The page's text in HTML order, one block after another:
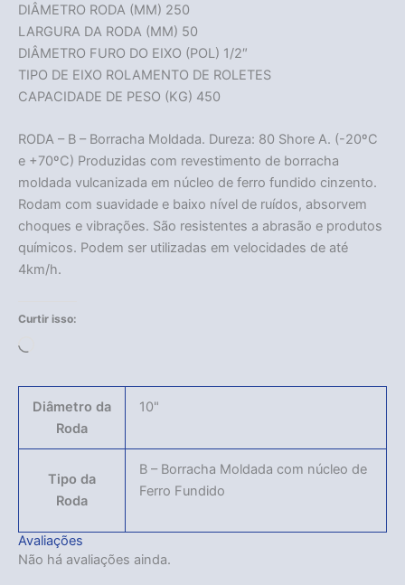
DIÂMETRO RODA (MM) 250
LARGURA DA RODA (MM) 50
DIÂMETRO FURO DO EIXO (POL) 1/2″
TIPO DE EIXO ROLAMENTO DE ROLETES
CAPACIDADE DE PESO (KG) 450
RODA – B – Borracha Moldada. Dureza: 80 Shore A. (-20ºC
e +70ºC) Produzidas com revestimento de borracha
moldada vulcanizada em núcleo de ferro fundido cinzento.
Rodam com suavidade e baixo nível de ruídos, absorvem
choques e vibrações. São resistentes a abrasão e produtos
químicos. Podem ser utilizadas em velocidades de até
4km/h.
Curtir isso:
Diâmetro da
Roda
10"
Tipo da
Roda
B – Borracha Moldada com núcleo de
Ferro Fundido
Avaliações
Não há avaliações ainda.